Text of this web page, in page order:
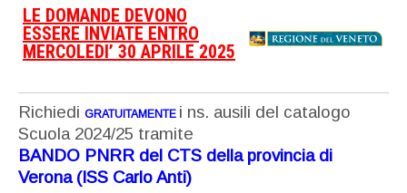
LE DOMANDE DEVONO
ESSERE INVIATE ENTRO
MERCOLEDI’ 30 APRILE 2025
Richiedi GRATUITAMENTE i ns. ausili del catalogo
Scuola 2024/25 tramite
BANDO PNRR del CTS della provincia di
Verona (ISS Carlo Anti)